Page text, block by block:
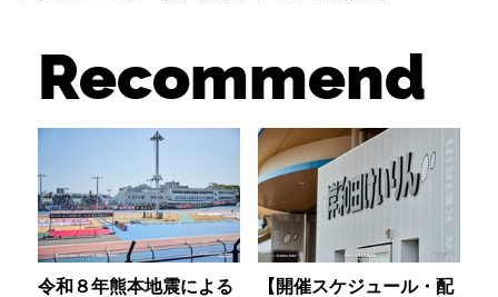
Recommend
令和８年熊本地震による
【開催スケジュール・配